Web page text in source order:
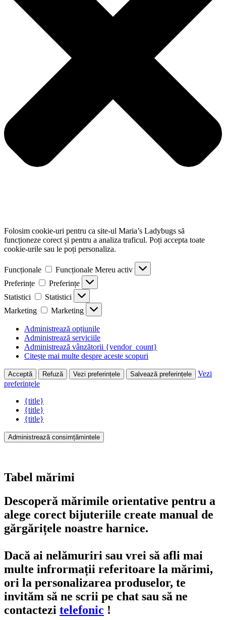
Folosim cookie-uri pentru ca site-ul Maria’s Ladybugs să
funcționeze corect și pentru a analiza traficul. Poți accepta toate
cookie-urile sau le poți personaliza.
Funcționale Funcționale Mereu activ
Preferințe
Preferințe
Statistici
Statistici
Marketing
Marketing
Administrează opțiunile
Administrează serviciile
Administrează vânzătorii {vendor_count}
Citește mai multe despre aceste scopuri
Acceptă Refuză Vezi preferințele Salvează preferințele
Vezi
preferințele
{title}
{title}
{title}
Administrează consimțămintele
Tabel mărimi
Descoperă mărimile orientative pentru a
alege corect bijuteriile create manual de
gărgărițele noastre harnice.
Dacă ai nelămuriri sau vrei să afli mai
multe infrormații referitoare la mărimi,
ori la personalizarea produselor, te
invităm să ne scrii pe chat sau să ne
contactezi telefonic !